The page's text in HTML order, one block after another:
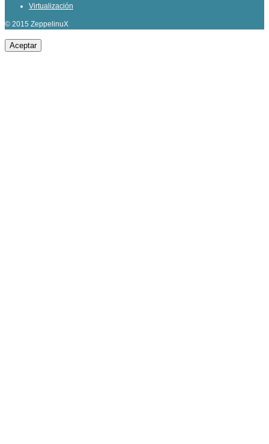
Virtualización
© 2015 ZeppelinuX
Aceptar